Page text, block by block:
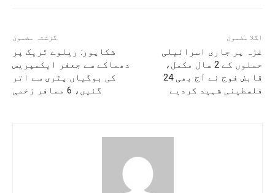
گزشتہ مضمون
شکاپور: ریلوے ٹریک پر
دھماکے سے جعفر ایکسپریس
کی بوگیاں پٹری سے اتر
گئیں، 6 مسافر زخمی
اگلا مضمون
غزہ پر جاری اسرائیلی
حملوں کے 2 سال مکمل،
قابض فوج نے آج بھی 24
فلسطینی شہید کردیے